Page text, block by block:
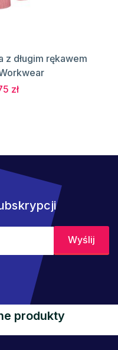
z długim rękawem
zł
produkty